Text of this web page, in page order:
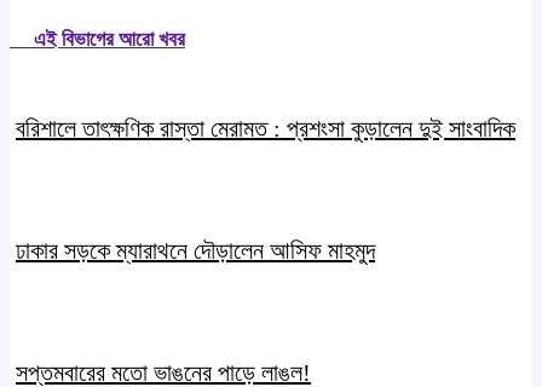
এই বিভাগের আরো খবর
বরিশালে তাৎক্ষণিক রাস্তা মেরামত : প্রশংসা কুড়ালেন দুই সাংবাদিক
ঢাকার সড়কে ম্যারাথনে দৌড়ালেন আসিফ মাহমুদ
সপ্তমবারের মতো ভাঙনের পাড়ে লাঙল!